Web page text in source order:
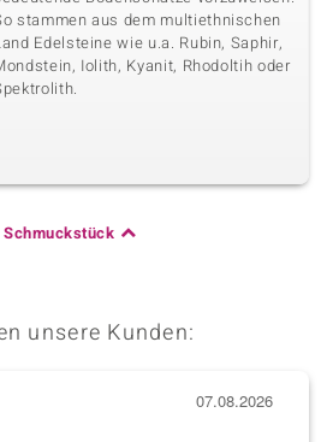
stammen aus dem multiethnischen
Edelsteine wie u.a. Rubin, Saphir,
Iolith, Kyanit, Rhodoltih oder
Schmuckstück
unsere Kunden:
07.08.2026